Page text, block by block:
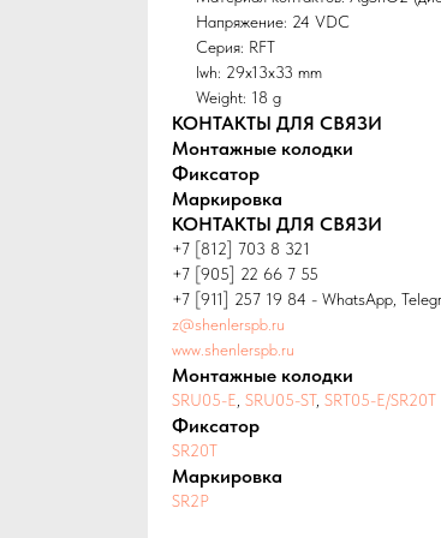
Напряжение: 24 VDC
Серия: RFT
lwh: 29x13x33 mm
Weight: 18 g
КОНТАКТЫ ДЛЯ СВЯЗИ
Монтажные колодки
Фиксатор
Маркировка
КОНТАКТЫ ДЛЯ СВЯЗИ
+7 [812] 703 8 321
+7 [905] 22 66 7 55
+7 [911] 257 19 84 - WhatsApp,
z@shenlerspb.ru
www.shenlerspb.ru
Монтажные колодки
SRU05-E SRU05-ST, SRT05-E/SR20T
Фиксатор
SR20T
Маркировка
SR2P